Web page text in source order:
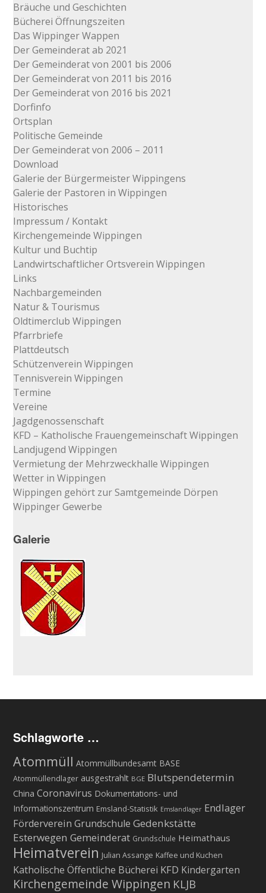
Bräuche und Geschichten
Bücherei Öffnungszeiten
Das Wippinger Wappen
Der Gemeinderat ab 2021
Der Gemeinderat von 2001 bis 2006
Der Gemeinderat von 2011 bis 2016
Der Gemeinderat von 2016 bis 2021
Dorfinfo
Ortsplan
Politische Gemeinde
Der Gemeinderat von 2006 – 2011
Download
Galerie der Bürgermeister Wippingens
Galerie der Pastoren in Wippingen
Historisches
Impressum / Kontakt
Kirchengemeinde Wippingen
Kultur und Buchtip
Landwirtschaftlicher Ortsverein Wippingen
Links
Nachbargemeinden
Natur & Tourismus
Oldtimerclub Wippingen
Pfarrbriefe
Plattdeutsch
Schützenverein Wippingen
Tennisverein Wippingen
Termine
Vereine
Jagdgenossenschaft
KFD – Katholische Frauengemeinschaft Wippingen
Landjugend Wippingen
Vermietung der Mehrzweckhalle Wippingen
Wetter in Wippingen
Wippingen gehört zur Samtgemeinde Dörpen
Wippinger Gewerbe
Galerie
Schlagworte …
Atommüll Atommüllbundesamt BASE
Atommüllendlager ausgestrahlt BGE Blutspendetermin
China Coronavirus Dokumentations- und
Informationszentrum Emsland-Statistik Emslandlager Endlager
Förderverein Grundschule Gedenkstätte
Esterwegen Gemeinderat Grundschule Heimathaus
Heimatverein Julian Assange Kaffee und Kuchen
Katholische Öffentliche Bücherei KFD Kindergarten
Kirchengemeinde Wippingen KLJB